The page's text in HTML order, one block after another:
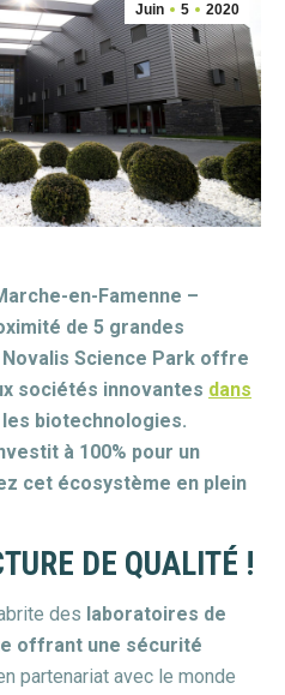
Juin 5 2020
en-Famenne –
de 5 grandes
Science Park offre
sociétés innovantes dans
biotechnologies.
à 100% pour un
cet écosystème en plein
DE QUALITÉ !
des laboratoires de
offrant une sécurité
partenariat avec le monde